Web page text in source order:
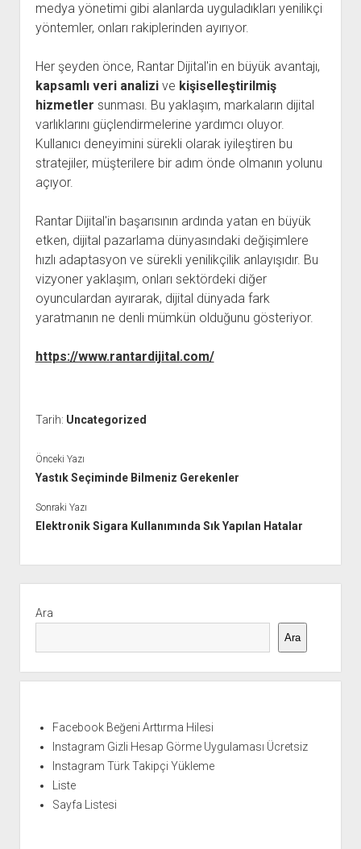
medya yönetimi gibi alanlarda uyguladıkları yenilikçi
yöntemler, onları rakiplerinden ayırıyor.
Her şeyden önce, Rantar Dijital'in en büyük avantajı,
kapsamlı veri analizive kişiselleştirilmiş
hizmetler sunması. Bu yaklaşım, markaların dijital
varlıklarını güçlendirmelerine yardımcı oluyor.
Kullanıcı deneyimini sürekli olarak iyileştiren bu
stratejiler, müşterilere bir adım önde olmanın yolunu
açıyor.
Rantar Dijital'in başarısının ardında yatan en büyük
etken, dijital pazarlama dünyasındaki değişimlere
hızlı adaptasyon ve sürekli yenilikçilik anlayışıdır. Bu
vizyoner yaklaşım, onları sektördeki diğer
oyunculardan ayırarak, dijital dünyada fark
yaratmanın ne denli mümkün olduğunu gösteriyor.
https://www.rantardijital.com/
Tarih: Uncategorized
Önceki Yazı
Yastık Seçiminde Bilmeniz Gerekenler
Sonraki Yazı
Elektronik Sigara Kullanımında Sık Yapılan Hatalar
Menü
Ara
Ara
Facebook Beğeni Arttırma Hilesi
Instagram Gizli Hesap Görme Uygulaması Ücretsiz
Instagram Türk Takipçi Yükleme
Liste
Sayfa Listesi